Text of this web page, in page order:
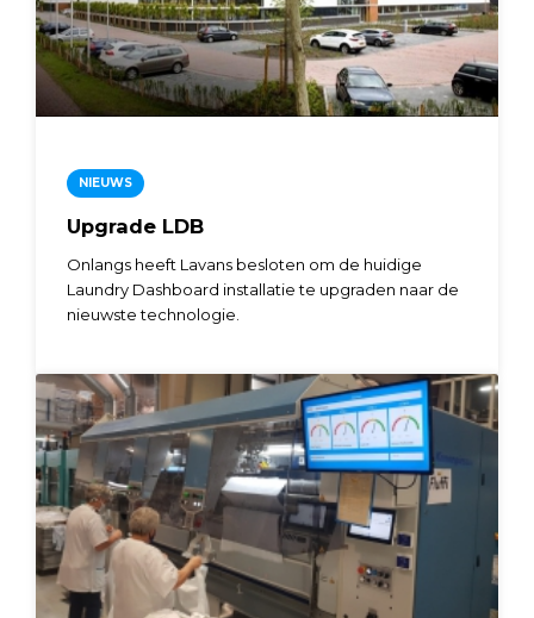
NIEUWS
Upgrade LDB
Onlangs heeft Lavans besloten om de huidige
Laundry Dashboard installatie te upgraden naar de
nieuwste technologie.